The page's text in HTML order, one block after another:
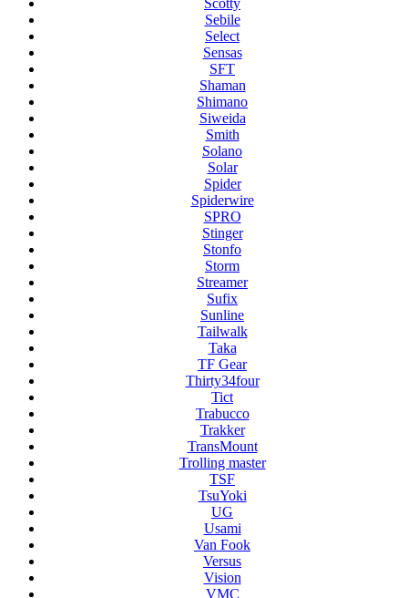
Scotty
Sebile
Select
Sensas
SFT
Shaman
Shimano
Siweida
Smith
Solano
Solar
Spider
Spiderwire
SPRO
Stinger
Stonfo
Storm
Streamer
Sufix
Sunline
Tailwalk
Taka
TF Gear
Thirty34four
Tict
Trabucco
Trakker
TransMount
Trolling master
TSF
TsuYoki
UG
Usami
Van Fook
Versus
Vision
VMC